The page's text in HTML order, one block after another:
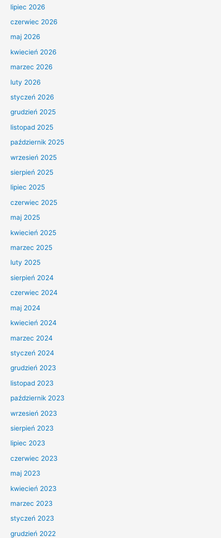
lipiec 2026
czerwiec 2026
maj 2026
kwiecień 2026
marzec 2026
luty 2026
styczeń 2026
grudzień 2025
listopad 2025
październik 2025
wrzesień 2025
sierpień 2025
lipiec 2025
czerwiec 2025
maj 2025
kwiecień 2025
marzec 2025
luty 2025
sierpień 2024
czerwiec 2024
maj 2024
kwiecień 2024
marzec 2024
styczeń 2024
grudzień 2023
listopad 2023
październik 2023
wrzesień 2023
sierpień 2023
lipiec 2023
czerwiec 2023
maj 2023
kwiecień 2023
marzec 2023
styczeń 2023
grudzień 2022